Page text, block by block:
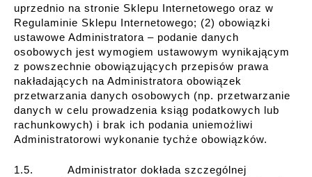
uprzednio na stronie Sklepu Internetowego oraz w
Regulaminie Sklepu Internetowego; (2) obowiązki
ustawowe Administratora – podanie danych
osobowych jest wymogiem ustawowym wynikającym
z powszechnie obowiązujących przepisów prawa
nakładających na Administratora obowiązek
przetwarzania danych osobowych (np. przetwarzanie
danych w celu prowadzenia ksiąg podatkowych lub
rachunkowych) i brak ich podania uniemożliwi
Administratorowi wykonanie tychże obowiązków.
1.5. Administrator dokłada szczególnej